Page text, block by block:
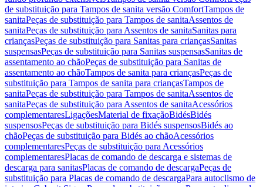
de substituição para Tampos de sanita versão ComfortTampos de
sanitaPeças de substituição para Tampos de sanitaAssentos de
sanitaPeças de substituição para Assentos de sanitaSanitas para
criançasPeças de substituição para Sanitas para criançasSanitas
suspensasPeças de substituição para Sanitas suspensasSanitas de
assentamento ao chãoPeças de substituição para Sanitas de
assentamento ao chãoTampos de sanita para criançasPeças de
substituição para Tampos de sanita para criançasTampos de
sanitaPeças de substituição para Tampos de sanitaAssentos de
sanitaPeças de substituição para Assentos de sanitaAcessórios
complementaresLigaçõesMaterial de fixaçãoBidésBidés
suspensosPeças de substituição para Bidés suspensosBidés ao
chãoPeças de substituição para Bidés ao chãoAcessórios
complementaresPeças de substituição para Acessórios
complementaresPlacas de comando de descarga e sistemas de
descarga para sanitasPlacas de comando de descargaPeças de
substituição para Placas de comando de descargaPara autoclismo de